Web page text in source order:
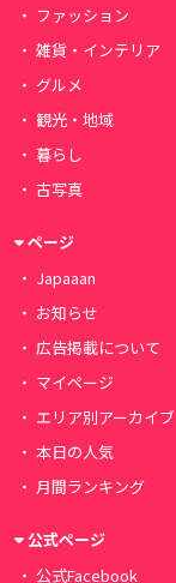
ファッション
雑貨・インテリア
グルメ
観光・地域
暮らし
古写真
ページ
Japaaan
お知らせ
広告掲載について
マイページ
エリア別アーカイブ
本日の人気
月間ランキング
公式ページ
公式Facebook